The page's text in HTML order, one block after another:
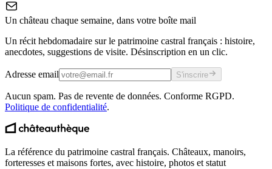
Un château chaque semaine, dans votre boîte mail
Un récit hebdomadaire sur le patrimoine castral français : histoire,
anecdotes, suggestions de visite. Désinscription en un clic.
Adresse email S'inscrire
Aucun spam. Pas de revente de données. Conforme RGPD.
Politique de confidentialité.
La référence du patrimoine castral français. Châteaux, manoirs,
forteresses et maisons fortes, avec histoire, photos et statut